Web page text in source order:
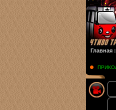
Главная :
Злая 2 : :Похищенная : : Франкенштейн